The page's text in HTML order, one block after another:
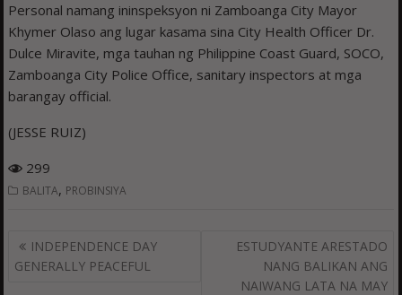
Personal namang ininspeksyon ni Zamboanga City Mayor
Khymer Olaso ang lugar kasama sina City Health Officer Dr.
Dulce Miravite, mga tauhan ng Philippine Coast Guard, SOCO,
Zamboanga City Police Office, sanitary inspectors at mga
barangay official.
(JESSE RUIZ)
299
BALITA, PROBINSIYA
Post
navigation
INDEPENDENCE DAY
GENERALLY PEACEFUL
ESTUDYANTE ARESTADO
NANG BALIKAN ANG
NAIWANG LATA NA MAY